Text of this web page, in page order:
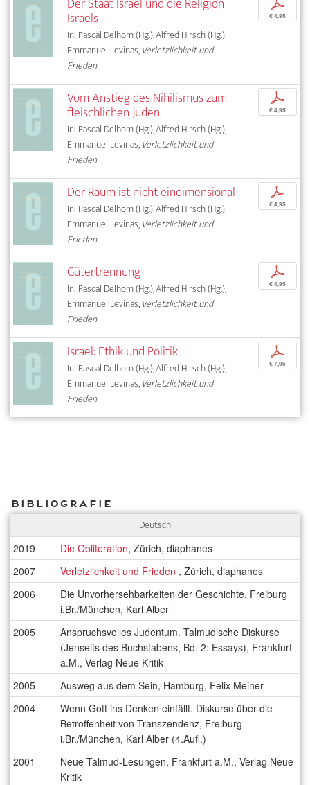
Israels
In: Pascal Delhom (Hg.), Alfred Hirsch (Hg.),
Emmanuel Levinas,Verletzlichkeit und
Frieden
p
€ 4,95
Vom Anstieg des Nihilismus zum
fleischlichen Juden
In: Pascal Delhom (Hg.), Alfred Hirsch (Hg.),
Emmanuel Levinas,Verletzlichkeit und
Frieden
p
€ 4,95
Der Raum ist nicht eindimensional
In: Pascal Delhom (Hg.), Alfred Hirsch (Hg.),
Emmanuel Levinas,Verletzlichkeit und
Frieden
p
€ 4,95
Gütertrennung
In: Pascal Delhom (Hg.), Alfred Hirsch (Hg.),
Emmanuel Levinas,Verletzlichkeit und
Frieden
p
€ 4,95
Israel: Ethik und Politik
In: Pascal Delhom (Hg.), Alfred Hirsch (Hg.),
Emmanuel Levinas,Verletzlichkeit und
Frieden
p
€ 7,95
Bibliografie
Deutsch
2019 Die Obliteration, Zürich, diaphanes
2007
Verletzlichkeit und Frieden , Zürich, diaphanes
2006
Die Unvorhersehbarkeiten der Geschichte, Freiburg
i.Br./München, Karl Alber
2005
Anspruchsvolles Judentum. Talmudische Diskurse
(Jenseits des Buchstabens, Bd. 2: Essays), Frankfurt
a.M., Verlag Neue Kritik
2005
Ausweg aus dem Sein, Hamburg, Felix Meiner
2004
Wenn Gott ins Denken einfällt. Diskurse über die
Betroffenheit von Transzendenz, Freiburg
i.Br./München, Karl Alber (4.Aufl.)
2001
Neue Talmud-Lesungen, Frankfurt a.M., Verlag Neue
Kritik